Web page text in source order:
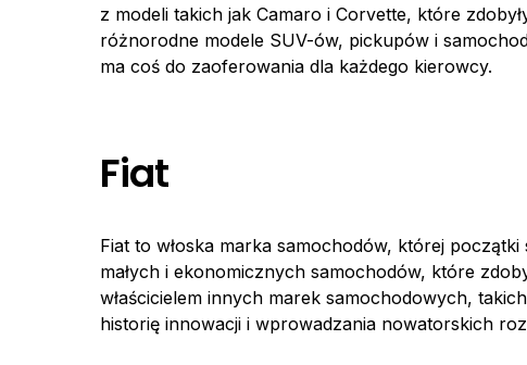
z modeli takich jak Camaro i Corvette, które
różnorodne modele SUV-ów, pickupów i
ma coś do zaoferowania dla każdego kierowcy.
Fiat
Fiat to włoska marka samochodów, której
małych i ekonomicznych samochodów, które
właścicielem innych marek samochodowych,
historię innowacji i wprowadzania nowatorskich